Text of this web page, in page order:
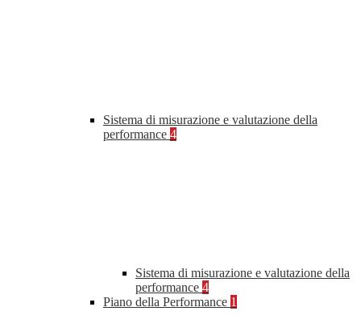
Sistema di misurazione e valutazione della
performance 4
Sistema di misurazione e valutazione della
performance 4
Piano della Performance 1